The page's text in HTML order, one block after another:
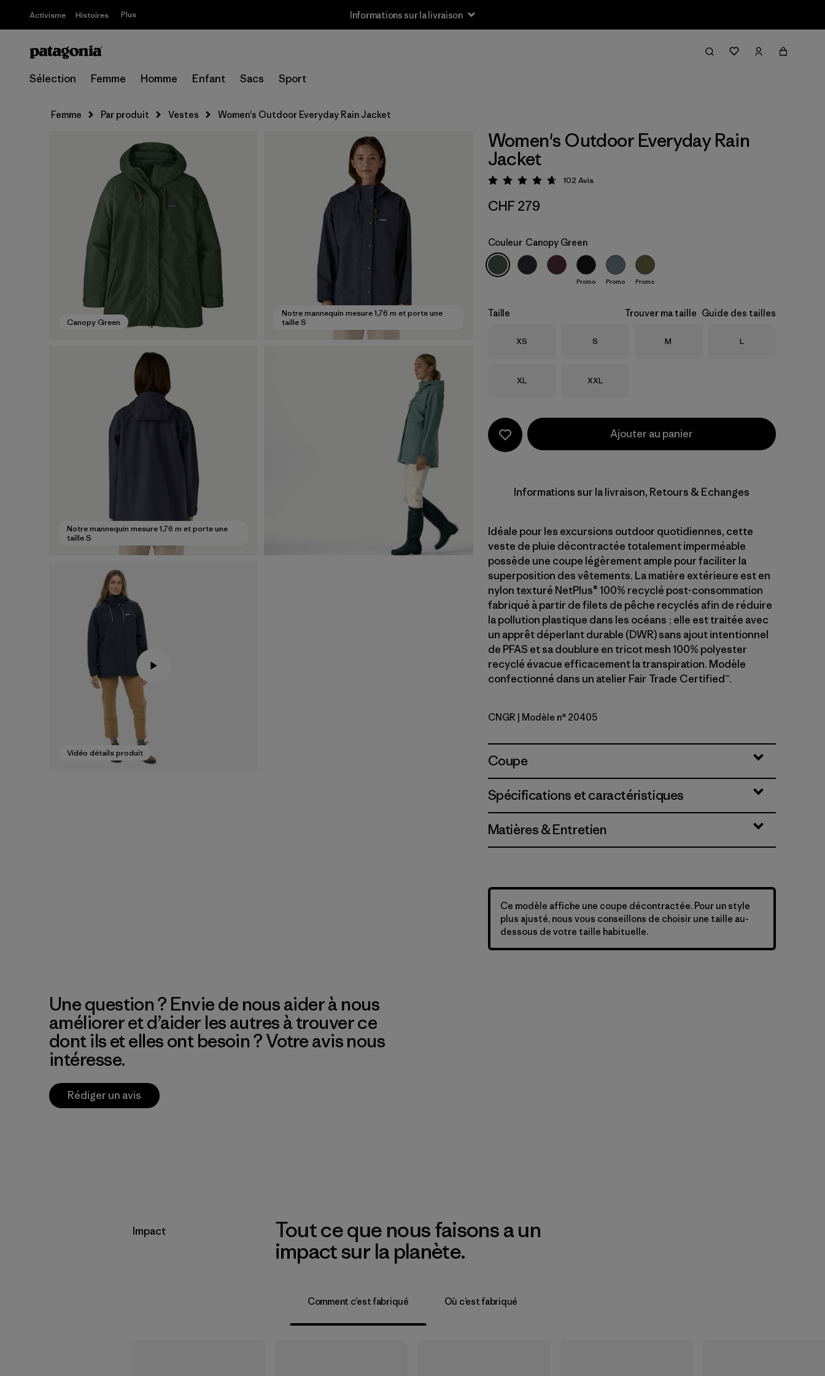
Activisme Histoires Plus Informations sur la livraison
Sélection Femme Homme Enfant Sacs Sport
Femme Par produit Vestes Women's Outdoor Everyday Rain Jacket
Canopy Green
Notre mannequin mesure 1,76 m et porte une
taille S
Notre mannequin mesure 1,76 m et porte une
taille S
Vidéo détails produit
Women's Outdoor Everyday Rain
Jacket
Évaluation: 4.7 / 5
102 Avis
CHF 279
Couleur Canopy Green
Promo Promo Promo
Taille Trouver ma taille Guide des tailles
Taille
XS Taille
S Taille
M Taille
L
Taille
XL Taille
XXL
Ajouter au panier
Informations sur la livraison, Retours & Echanges
Idéale pour les excursions outdoor quotidiennes, cette
veste de pluie décontractée totalement imperméable
possède une coupe légèrement ample pour faciliter la
superposition des vêtements. La matière extérieure est en
nylon texturé NetPlus® 100% recyclé post-consommation
fabriqué à partir de filets de pêche recyclés afin de réduire
la pollution plastique dans les océans ; elle est traitée avec
un apprêt déperlant durable (DWR) sans ajout intentionnel
de PFAS et sa doublure en tricot mesh 100% polyester
recyclé évacue efficacement la transpiration. Modèle
confectionné dans un atelier Fair Trade Certified™.
Canopy Green
CNGR | Modèle n° 20405
Coupe
Spécifications et caractéristiques
Matières & Entretien
Ce modèle affiche une coupe décontractée. Pour un style
plus ajusté, nous vous conseillons de choisir une taille au-
dessous de votre taille habituelle.
Une question ? Envie de nous aider à nous
améliorer et d’aider les autres à trouver ce
dont ils et elles ont besoin ? Votre avis nous
intéresse.
Rédiger un avis
Impact
Tout ce que nous faisons a un
impact sur la planète.
Comment c’est fabriqué Où c’est fabriqué